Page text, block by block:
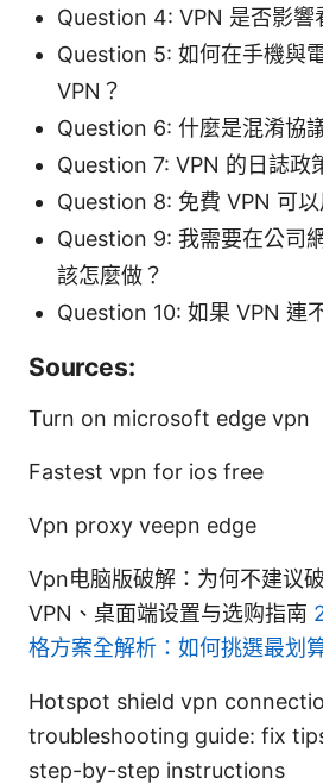
Question 4: VPN 是否影響
Question 5: 如何在手機與
VPN？
Question 6: 什麼是混淆協
Question 7: VPN 的日誌政
Question 8: 免費 VPN 可以
Question 9: 我需要在公司
該怎麼做？
Question 10: 如果 VPN 連
Sources:
Turn on microsoft edge vpn
Fastest vpn for ios free
Vpn proxy veepn edge
Vpn电脑版破解：为何不建议
VPN、桌面端设置与选购指南
格方案全解析：如何挑選最划
Hotspot shield vpn
troubleshooting guide: fix
step-by-step instructions